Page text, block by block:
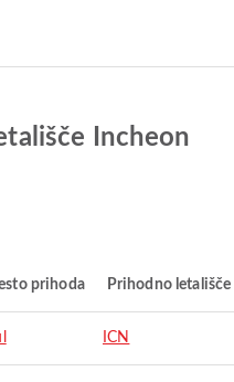
Incheon
prihoda Prihodno letališče
ICN